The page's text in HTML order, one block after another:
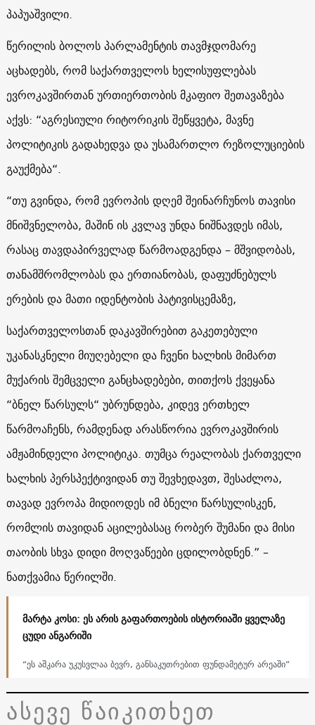
პაპუაშვილი.
წერილის ბოლოს პარლამენტის თავმჯდომარე
აცხადებს, რომ საქართველოს ხელისუფლებას
ევროკავშირთან ურთიერთობის მკაფიო შეთავაზება
აქვს: “აგრესიული რიტორიკის შეწყვეტა, მავნე
პოლიტიკის გადახედვა და უსამართლო რეზოლუციების
გაუქმება“.
“თუ გვინდა, რომ ევროპის დღემ შეინარჩუნოს თავისი
მნიშვნელობა, მაშინ ის კვლავ უნდა ნიშნავდეს იმას,
რასაც თავდაპირველად წარმოადგენდა – მშვიდობას,
თანამშრომლობას და ერთიანობას, დაფუძნებულს
ერების და მათი იდენტობის პატივისცემაზე,
საქართველოსთან დაკავშირებით გაკეთებული
უკანასკნელი მიუღებელი და ჩვენი ხალხის მიმართ
მუქარის შემცველი განცხადებები, თითქოს ქვეყანა
“ბნელ წარსულს“ უბრუნდება, კიდევ ერთხელ
წარმოაჩენს, რამდენად არასწორია ევროკავშირის
ამჟამინდელი პოლიტიკა. თუმცა რეალობას ქართველი
ხალხის პერსპექტივიდან თუ შევხედავთ, შესაძლოა,
თავად ევროპა მიდიოდეს იმ ბნელი წარსულისკენ,
რომლის თავიდან აცილებასაც რობერ შუმანი და მისი
თაობის სხვა დიდი მოღვაწეები ცდილობდნენ.” –
ნათქვამია წერილში.
მარტა კოსი: ეს არის გაფართოების ისტორიაში ყველაზე
ცუდი ანგარიში
“ეს აშკარა უკუსვლაა ბევრ, განსაკუთრებით ფუნდამეტურ არეაში”
ასევე წაიკითხეთ